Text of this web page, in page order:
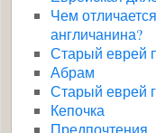
Чем
англичанина?
Старый еврей
Абрам
Старый еврей
Кепочка
Предпочтения